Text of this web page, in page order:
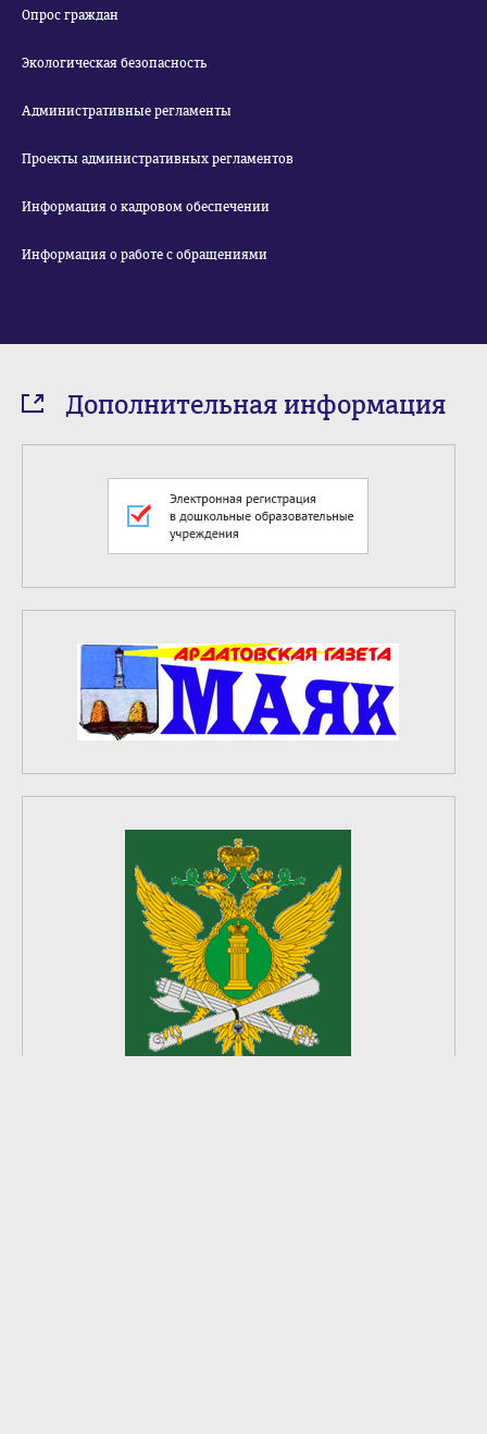
Опрос граждан
Экологическая безопасность
Административные регламенты
Проекты административных регламентов
Информация о кадровом обеспечении
Информация о работе с обращениями
Дополнительная информация